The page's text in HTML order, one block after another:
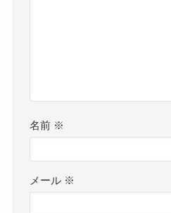
名前 ※
メール ※